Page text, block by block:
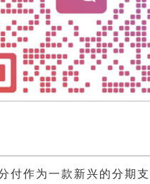
付作为一款新兴的分期支